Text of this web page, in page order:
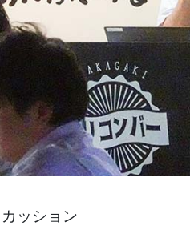
ッション